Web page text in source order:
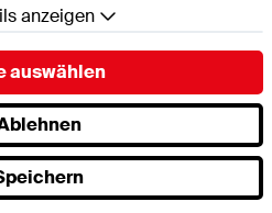
diese Felder aus,
bearbeiten
anzeigen
grundlegende
die einwandfreie Funktion
auswählen